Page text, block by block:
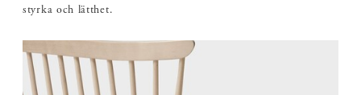
styrka och lätthet.